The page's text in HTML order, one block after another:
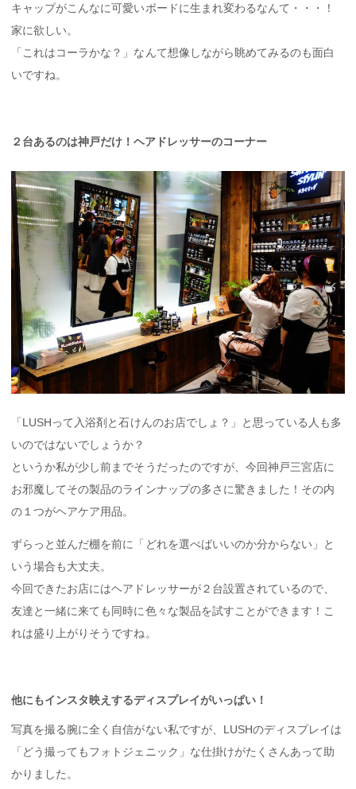
キャップがこんなに可愛いボードに生まれ変わるなんて・・・！
家に欲しい。
「これはコーラかな？」なんて想像しながら眺めてみるのも面白
いですね。
２台あるのは神戸だけ！ヘアドレッサーのコーナー
「LUSHって入浴剤と石けんのお店でしょ？」と思っている人も多
いのではないでしょうか？
というか私が少し前までそうだったのですが、今回神戸三宮店に
お邪魔してその製品のラインナップの多さに驚きました！その内
の１つがヘアケア用品。
ずらっと並んだ棚を前に「どれを選べばいいのか分からない」と
いう場合も大丈夫。
今回できたお店にはヘアドレッサーが２台設置されているので、
友達と一緒に来ても同時に色々な製品を試すことができます！こ
れは盛り上がりそうですね。
他にもインスタ映えするディスプレイがいっぱい！
写真を撮る腕に全く自信がない私ですが、LUSHのディスプレイは
「どう撮ってもフォトジェニック」な仕掛けがたくさんあって助
かりました。